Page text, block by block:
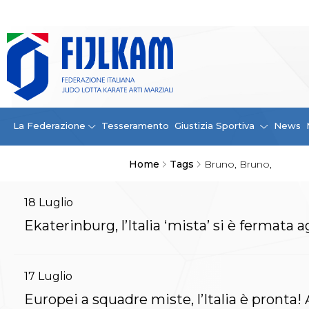
La Federazione Tesseramento Giustizia Sportiva News
Home Tags Bruno, Bruno,
La Federazione
La FIJLKAM
Organigramma
Storia
Campioni di tutti i tempi
News
Convenzioni
Contatti
Safeguarding Policy
Contatti
18 Luglio
Ekaterinburg, l’Italia ‘mista’ si è fermata
17 Luglio
Europei a squadre miste, l’Italia è pronta!